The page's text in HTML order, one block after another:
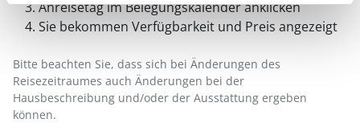
Anreisetag im Belegungskalender anklicken
Sie bekommen Verfügbarkeit und Preis angezeigt
Bitte beachten Sie, dass sich bei Änderungen des
Reisezeitraumes auch Änderungen bei der
Hausbeschreibung und/oder der Ausstattung ergeben
können.